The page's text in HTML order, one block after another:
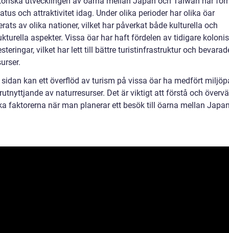
och attraktivitet idag. Under olika perioder har olika öar
av olika nationer, vilket har påverkat både kulturella och
aspekter. Vissa öar har haft fördelen av tidigare
vilket har lett till bättre turistinfrastruktur och
sidan kan ett överflöd av turism på vissa öar ha medfört
av naturresurser. Det är viktigt att förstå och
faktorerna när man planerar ett besök till öarna mellan